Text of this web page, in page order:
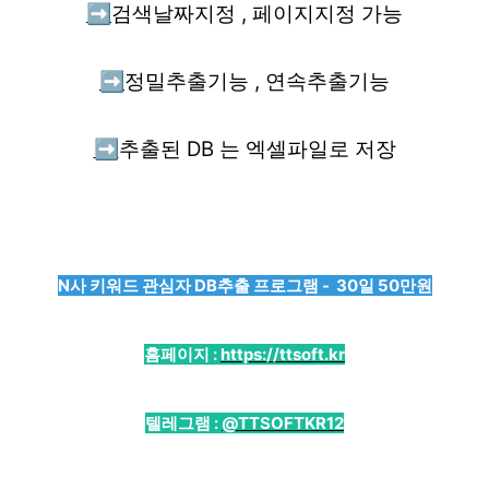
➡️ 검색날짜지정 , 페이지지정 가능
➡️ 정밀추출기능 , 연속추출기능
➡️ 추출된 DB 는 엑셀파일로 저장
N사 키워드 관심자 DB추출 프로그램 - 30일 50만원
홈페이지 :https://ttsoft.kr
텔레그램 : @TTSOFTKR12